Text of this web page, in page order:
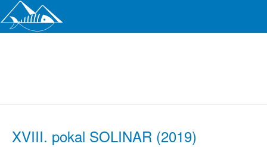
XVIII. pokal SOLINAR (2019)